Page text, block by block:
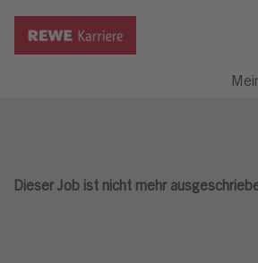
Dieser Job ist nicht mehr